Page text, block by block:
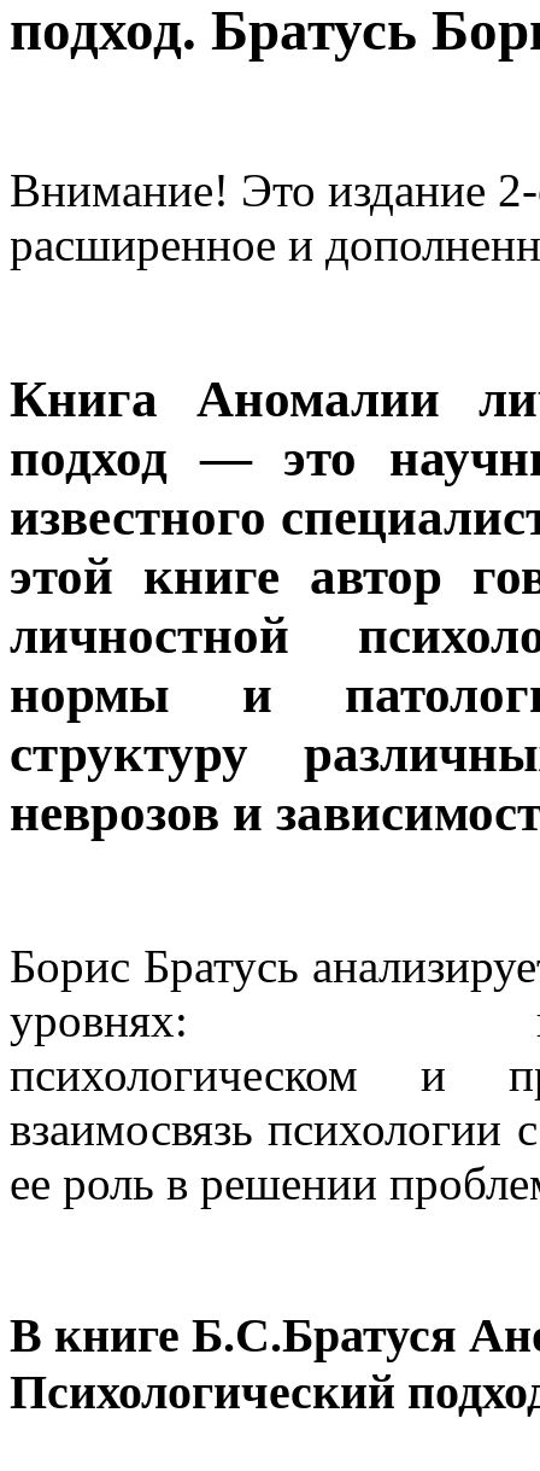
подход. Братусь
Внимание! Это издание
расширенное и
Книга Аномалии
подход — это
известного
этой книге автор
личностной
нормы и
структуру
неврозов и
Борис Братусь
уровнях:
психологическом и
взаимосвязь
ее роль в решении
В книге Б.С.Братуся
Психологический